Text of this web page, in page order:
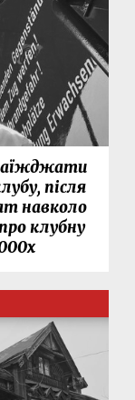
після
навколо
клубну